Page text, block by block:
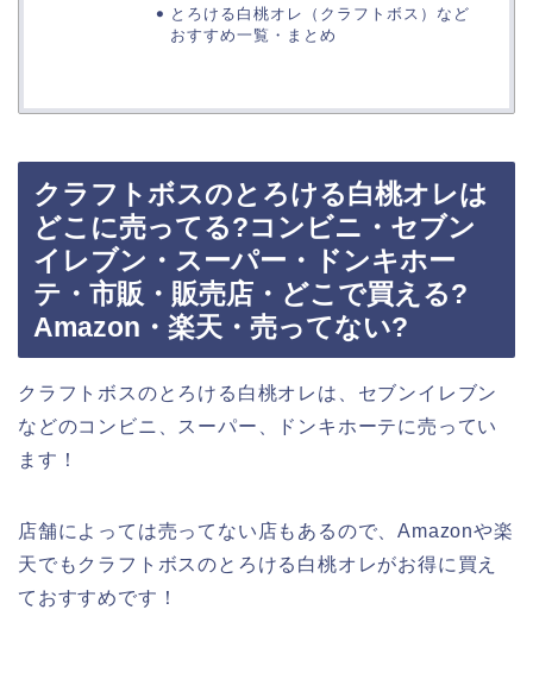
とろける白桃オレ（クラフトボス）など
おすすめ一覧・まとめ
クラフトボスのとろける白桃オレは
どこに売ってる?コンビニ・セブン
イレブン・スーパー・ドンキホー
テ・市販・販売店・どこで買える?
Amazon・楽天・売ってない?
クラフトボスのとろける白桃オレは、セブンイレブン
などのコンビニ、スーパー、ドンキホーテに売ってい
ます！
店舗によっては売ってない店もあるので、Amazonや楽
天でもクラフトボスのとろける白桃オレがお得に買え
ておすすめです！